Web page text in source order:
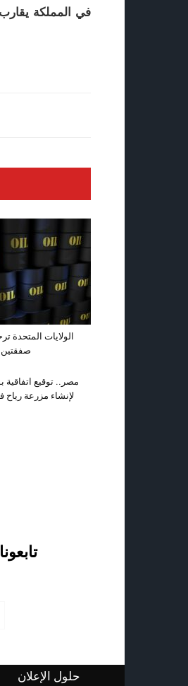
الولايات المتحدة
لإنشاء‭ ‬مزرعة رياح في خليج السويس
حلول الإعلان